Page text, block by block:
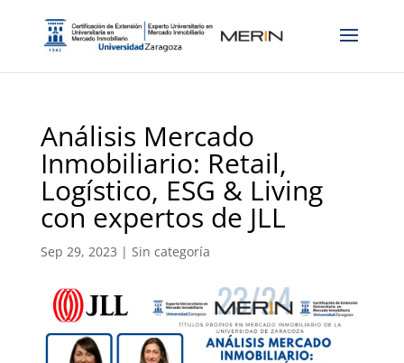
Análisis Mercado
Inmobiliario: Retail,
Logístico, ESG & Living
con expertos de JLL
Sep 29, 2023 | Sin categoría